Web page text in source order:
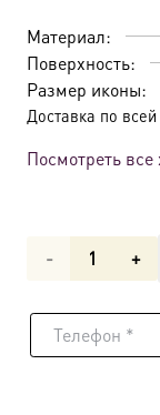
Материал:
Поверхность:
Размер иконы:
Доставка по
Посмотреть все
Количество
Икона